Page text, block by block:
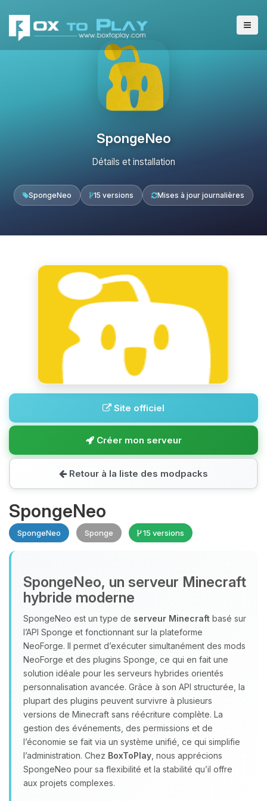
SpongeNeo
Détails et installation
SpongeNeo 15 versions Mises à jour journalières
Site officiel
Créer mon serveur
Retour à la liste des modpacks
SpongeNeo
SpongeNeo Sponge 15 versions
SpongeNeo, un serveur Minecraft
hybride moderne
SpongeNeo est un type de serveur Minecraft basé sur
l’API Sponge et fonctionnant sur la plateforme
NeoForge. Il permet d’exécuter simultanément des mods
NeoForge et des plugins Sponge, ce qui en fait une
solution idéale pour les serveurs hybrides orientés
personnalisation avancée. Grâce à son API structurée, la
plupart des plugins peuvent survivre à plusieurs
versions de Minecraft sans réécriture complète. La
gestion des événements, des permissions et de
l’économie se fait via un système unifié, ce qui simplifie
l’administration. Chez BoxToPlay , nous apprécions
SpongeNeo pour sa flexibilité et la stabilité qu’il offre
aux projets complexes.
Youpi, enfin quelqu’un pour me
parler ! Moi c’est Choupy, ton petit
assistant BoxToPlay. Dis-moi ce dont
tu as besoin et je vais remuer mes
petits circuits pour t’aider.
07/08/2026 à 19:55